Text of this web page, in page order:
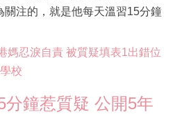
注的，就是他每天溫習15分鐘
媽忍淚自責 被質疑填表1出錯位
校
分鐘惹質疑 公開5年